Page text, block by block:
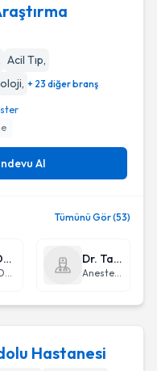
Acil Tıp,
, + 23 diğer branş
Al
Tümünü Gör (53)
Dr. Öğr. Üyesi Cevahir Haberal
Kalp Damar Cerrahisi
Dr. Tayfun Birtay
Anestezi ve Reanimasyon
Hastanesi